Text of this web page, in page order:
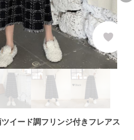
イード調フリンジ付きフレアス